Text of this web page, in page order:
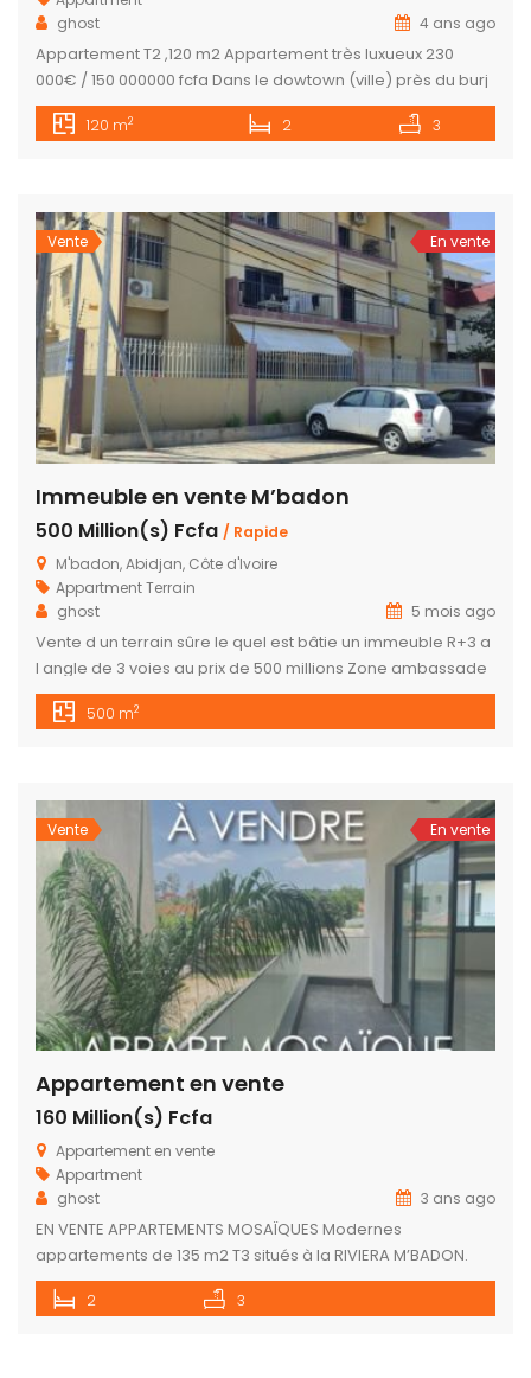
ghost
4 ans ago
Appartement T2 ,120 m2 Appartement très luxueux 230
000€ / 150 000000 fcfa Dans le dowtown (ville) près du burj
khalifa A savoir dans les appartements tu as un accueille (
lobby) avec sécurité. Un espace spa Barbecue Espace
120 m2 2 3
Vente En vente
Immeuble en vente M’badon
500 Million(s) Fcfa / Rapide
M'badon, Abidjan, Côte d'Ivoire
AppartmentTerrain
ghost
5 mois ago
Vente d un terrain sûre le quel est bâtie un immeuble R+3 a
l angle de 3 voies au prix de 500 millions Zone ambassade
de chine 9 appartement de 3 pièces loyer 320 mille 5
studio à 150 mille Superficie 500M2 Document ACD rapport
500 m2
Vente En vente
Appartement en vente
160 Million(s) Fcfa
Appartement en vente
Appartment
ghost
3 ans ago
EN VENTE APPARTEMENTS MOSAÏQUES Modernes
appartements de 135 m2 T3 situés à la RIVIERA M’BADON.
Matériaux et finitions impeccables pour ce bien construit
récemment. Prestations de qualité et luminosité sont au
2 3